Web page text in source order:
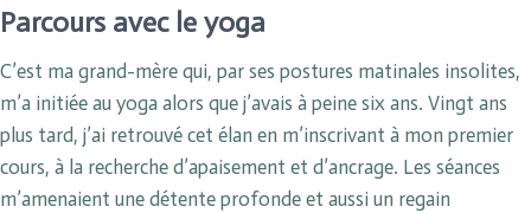
Parcours avec le yoga
C’est ma grand-mère qui, par ses postures matinales insolites,
m’a initiée au yoga alors que j’avais à peine six ans. Vingt ans
plus tard, j’ai retrouvé cet élan en m’inscrivant à mon premier
cours, à la recherche d’apaisement et d’ancrage. Les séances
m’amenaient une détente profonde et aussi un regain